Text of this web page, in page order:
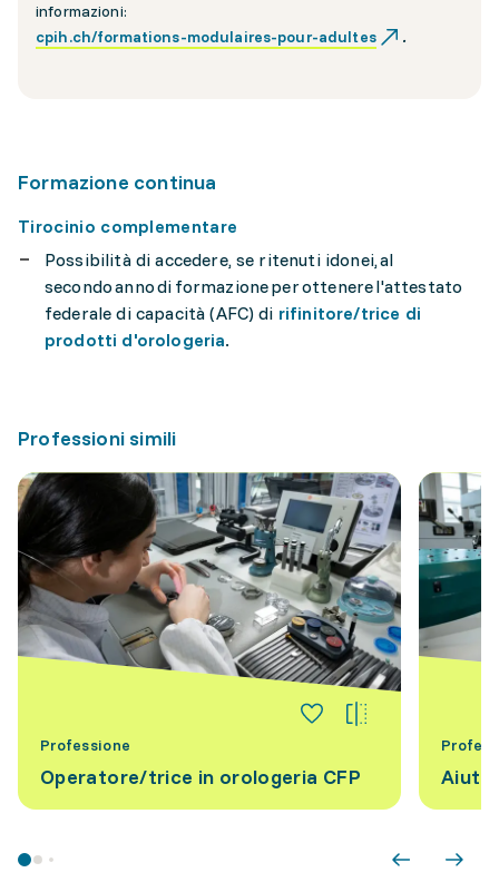
informazioni:
cpih.ch/formations-modulaires-pour-adultes
.
Formazione continua
Tirocinio complementare
Possibilità di accedere, se ritenuti idonei, al
secondo anno di formazione per ottenere l'attestato
federale di capacità (AFC) di rifinitore/trice di
prodotti d'orologeria.
Professioni simili
Professione
Operatore/trice in orologeria CFP Aiuto